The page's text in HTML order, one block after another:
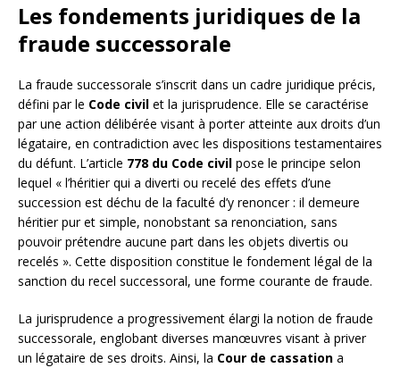
Les fondements juridiques de la
fraude successorale
La fraude successorale s’inscrit dans un cadre juridique précis,
défini par le Code civil et la jurisprudence. Elle se caractérise
par une action délibérée visant à porter atteinte aux droits d’un
légataire, en contradiction avec les dispositions testamentaires
du défunt. L’article 778 du Code civil pose le principe selon
lequel « l’héritier qui a diverti ou recelé des effets d’une
succession est déchu de la faculté d’y renoncer : il demeure
héritier pur et simple, nonobstant sa renonciation, sans
pouvoir prétendre aucune part dans les objets divertis ou
recelés ». Cette disposition constitue le fondement légal de la
sanction du recel successoral, une forme courante de fraude.
La jurisprudence a progressivement élargi la notion de fraude
successorale, englobant diverses manœuvres visant à priver
un légataire de ses droits. Ainsi, la Cour de cassation a